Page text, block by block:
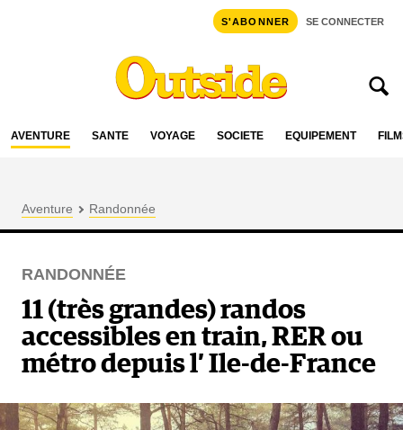
S'ABONNER SE CONNECTER
AVENTURE SANTÉ VOYAGE SOCIÉTÉ ÉQUIPEMENT
Aventure Randonnée
RANDONNÉE
11 (très grandes) randos
accessibles en train, RER ou
métro depuis l’ Ile-de-France